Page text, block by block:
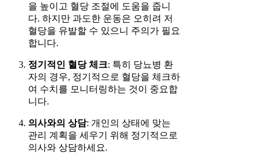
을 높이고 혈당 조절에 도움을 줍니
다. 하지만 과도한 운동은 오히려 저
혈당을 유발할 수 있으니 주의가 필요
합니다.
정기적인 혈당 체크: 특히 당뇨병 환
자의 경우, 정기적으로 혈당을 체크하
여 수치를 모니터링하는 것이 중요합
니다.
의사와의 상담: 개인의 상태에 맞는
관리 계획을 세우기 위해 정기적으로
의사와 상담하세요.